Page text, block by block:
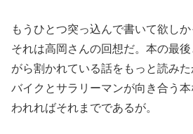
もうひとつ突っ込んで書いて欲しか
それは高岡さんの回想だ。本の最
がら割かれている話をもっと読み
バイクとサラリーマンが向き合う
われればそれまでであるが。